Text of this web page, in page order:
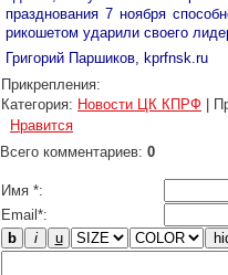
празднования 7 ноября
рикошетом ударили своего
Григорий Паршиков, kprfnsk.ru
Прикрепления:
Категория: Новости ЦК КПРФ
Нравится
Всего комментариев: 0
Имя *:
Email*: